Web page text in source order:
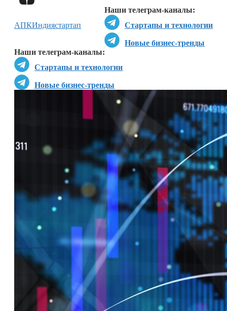
Наши телеграм-каналы:
Стартапы и технологии
Новые бизнес-тренды
Наши телеграм-каналы:
Стартапы и технологии
Новые бизнес-тренды
АПКИндиястартап